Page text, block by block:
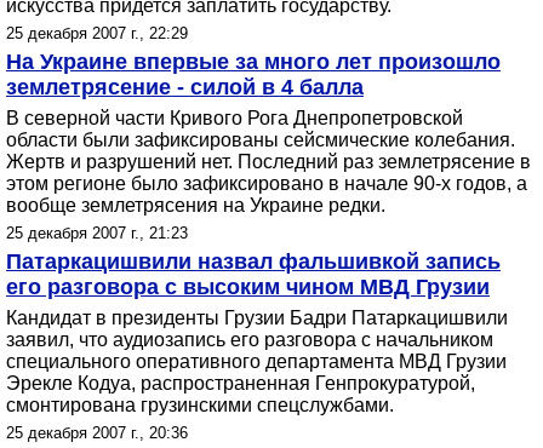
искусства придется заплатить государству.
25 декабря 2007 г., 22:29
На Украине впервые за много лет произошло
землетрясение - силой в 4 балла
В северной части Кривого Рога Днепропетровской
области были зафиксированы сейсмические колебания.
Жертв и разрушений нет. Последний раз землетрясение в
этом регионе было зафиксировано в начале 90-х годов, а
вообще землетрясения на Украине редки.
25 декабря 2007 г., 21:23
Патаркацишвили назвал фальшивкой запись
его разговора с высоким чином МВД Грузии
Кандидат в президенты Грузии Бадри Патаркацишвили
заявил, что аудиозапись его разговора с начальником
специального оперативного департамента МВД Грузии
Эрекле Кодуа, распространенная Генпрокуратурой,
смонтирована грузинскими спецслужбами.
25 декабря 2007 г., 20:36